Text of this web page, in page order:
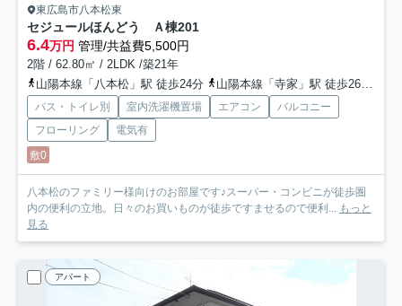
東広島市八本松東
セジュールほんどう Ａ棟201
6.4万円 管理/共益費5,500円
2階 / 62.80㎡ / 2LDK /築21年
山陽本線「八本松」駅 徒歩24分
山陽本線「寺家」駅 徒歩26分
バス・トイレ別 室内洗濯機置場 エアコン
バルコニー
フローリング
電気有
敷0
八本松のファミリー様向けのお部屋です♪スーパー・コンビニが徒歩圏
内の便利の立地。日々のお買いものが徒歩ですませるので便利... もっと
見る
アパート